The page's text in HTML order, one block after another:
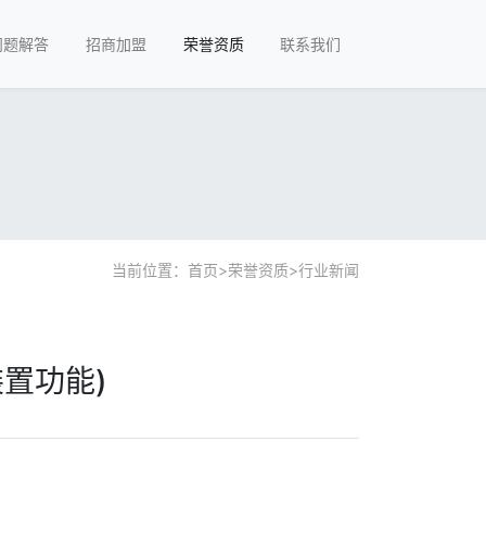
题解答 招商加盟 荣誉资质 联系我们
当前位置： 首页>荣誉资质>行业新闻
功能)